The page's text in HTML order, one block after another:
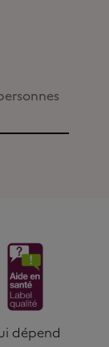
dépend